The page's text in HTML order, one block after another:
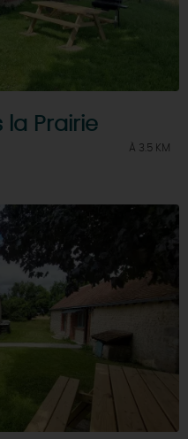
la Prairie
À 3.5 KM